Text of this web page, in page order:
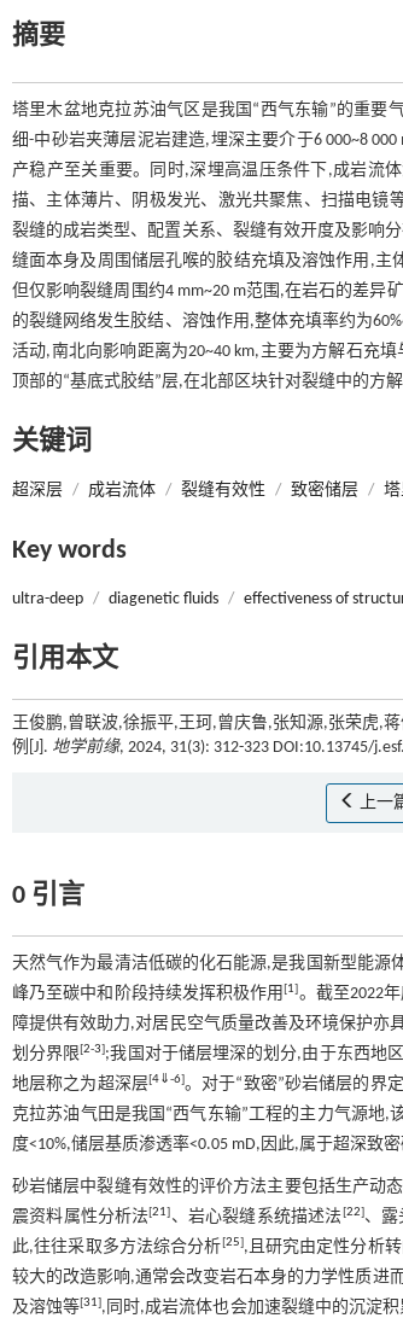
摘要
塔里木盆地克拉苏油气区是我国“西气东输”的重要
细-中砂岩夹薄层泥岩建造,埋深主要介于6 000~8
产稳产至关重要。同时,深埋高温压条件下,成岩流
描、主体薄片、阴极发光、激光共聚焦、扫描电镜
裂缝的成岩类型、配置关系、裂缝有效开度及影响
缝面本身及周围储层孔喉的胶结充填及溶蚀作用,主
但仅影响裂缝周围约4 mm~20 m范围,在岩石的差异
的裂缝网络发生胶结、溶蚀作用,整体充填率约为
活动,南北向影响距离为20~40 km,主要为方解石充
顶部的“基底式胶结”层,在北部区块针对裂缝中的方
关键词
超深层 / 成岩流体 / 裂缝有效性 / 致密储层 /
Key words
ultra-deep / diagenetic fluids / effectiveness of
引用本文
王俊鹏,曾联波,徐振平,王珂,曾庆鲁,张知源,张荣虎,
例[J]. 地学前缘, 2024, 31(3): 312-323 DOI:10.13745/
上一
0 引言
天然气作为最清洁低碳的化石能源,是我国新型能
峰乃至碳中和阶段持续发挥积极作用[1]。截至2022
障提供有效助力,对居民空气质量改善及环境保护亦
划分界限[2-3];我国对于储层埋深的划分,由于东西地
地层称之为超深层[4⇓-6]。对于“致密”砂岩储层的界
克拉苏油气田是我国“西气东输”工程的主力气源地,
度<10%,储层基质渗透率<0.05 mD,因此,属于超深致
砂岩储层中裂缝有效性的评价方法主要包括生产动
震资料属性分析法[21] 、岩心裂缝系统描述法[22]、露
此,往往采取多方法综合分析[25],且研究由定性分析
较大的改造影响,通常会改变岩石本身的力学性质进
及溶蚀等[31],同时,成岩流体也会加速裂缝中的沉淀